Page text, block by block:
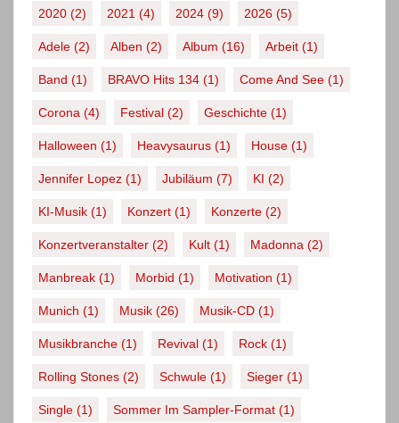
2020 (2) 2021 (4) 2024 (9) 2026 (5)
Adele (2) Alben (2) Album (16) Arbeit (1)
Band (1) BRAVO Hits 134 (1) Come And See (1)
Corona (4) Festival (2) Geschichte (1)
Halloween (1) Heavysaurus (1) House (1)
Jennifer Lopez (1) Jubiläum (7) KI (2)
KI-Musik (1) Konzert (1) Konzerte (2)
Konzertveranstalter (2) Kult (1) Madonna (2)
Manbreak (1) Morbid (1) Motivation (1)
Munich (1) Musik (26) Musik-CD (1)
Musikbranche (1) Revival (1) Rock (1)
Rolling Stones (2) Schwule (1) Sieger (1)
Single (1) Sommer Im Sampler-Format (1)